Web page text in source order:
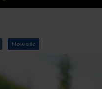
Nowość